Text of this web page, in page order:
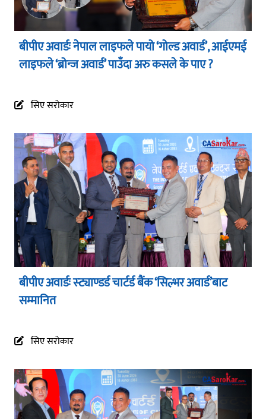
बीपीए अवार्डः नेपाल लाइफले पायो ‘गोल्ड अवार्ड’, आईएमई
लाइफले ‘ब्रोन्ज अवार्ड’ पाउँदा अरु कसले के पाए ?
सिए सरोकार
बीपीए अवार्डः स्ट्याण्डर्ड चार्टर्ड बैंक ‘सिल्भर अवार्ड’बाट
सम्मानित
सिए सरोकार